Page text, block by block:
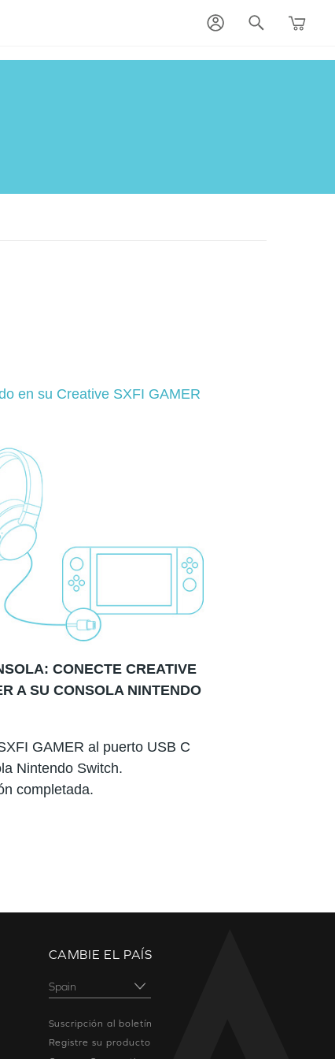
en su Creative SXFI GAMER
CONECTE CREATIVE
A SU CONSOLA NINTENDO
GAMER al puerto USB C
Nintendo Switch.
completada.
CAMBIE EL PAÍS
Suscripción al boletín
Registre su producto